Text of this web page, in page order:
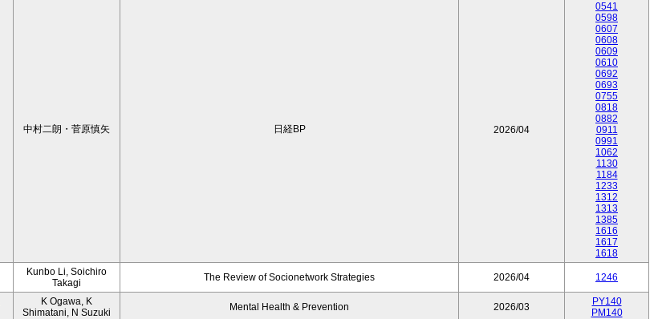
中村二朗・菅原慎矢 日経BP 2026/04
0541
0598
0607
0608
0609
0610
0692
0693
0755
0818
0882
0911
0991
1062
1130
1184
1233
1312
1313
1385
1616
1617
1618
Kunbo Li, Soichiro
Takagi
The Review of Socionetwork Strategies 2026/04 1246
K Ogawa, K
Shimatani, N Suzuki
Mental Health & Prevention 2026/03
PY140
PM140